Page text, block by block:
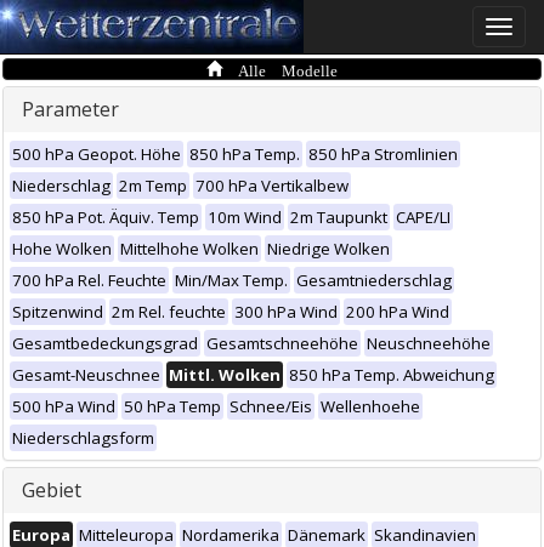
Toggle
Alle Modelle
Parameter
500 hPa Geopot. Höhe 850 hPa Temp. 850 hPa Stromlinien
Niederschlag 2m Temp 700 hPa Vertikalbew
850 hPa Pot. Äquiv. Temp 10m Wind 2m Taupunkt CAPE/LI
Hohe Wolken Mittelhohe Wolken Niedrige Wolken
700 hPa Rel. Feuchte Min/Max Temp. Gesamtniederschlag
Spitzenwind 2m Rel. feuchte 300 hPa Wind 200 hPa Wind
Gesamtbedeckungsgrad Gesamtschneehöhe Neuschneehöhe
Gesamt-Neuschnee Mittl. Wolken 850 hPa Temp. Abweichung
500 hPa Wind 50 hPa Temp Schnee/Eis Wellenhoehe
Niederschlagsform
Gebiet
Europa Mitteleuropa Nordamerika Dänemark Skandinavien